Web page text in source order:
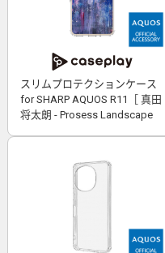
スリムプロテクションケース
for SHARP AQUOS R11［ 真田
将太朗 - Prosess Landscape